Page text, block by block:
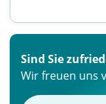
Sind Sie
Wir freuen uns